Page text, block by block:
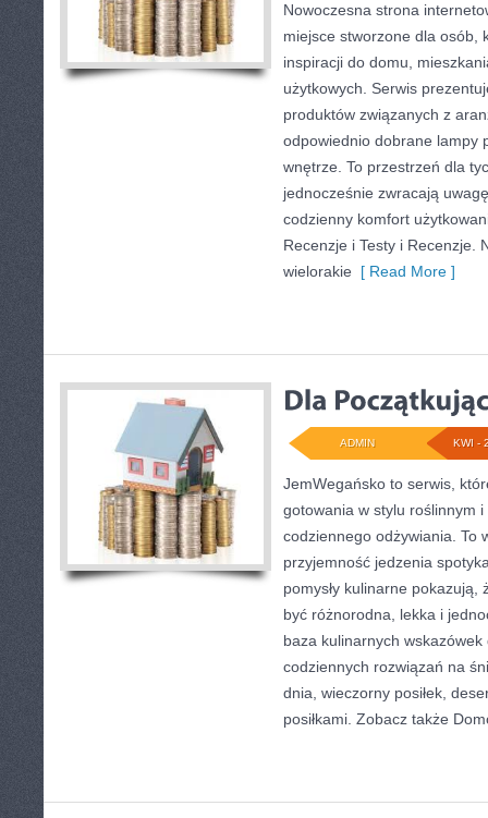
Nowoczesna strona
miejsce stworzone dla osób,
inspiracji do domu,
użytkowych. Serwis
produktów związanych z
odpowiednio dobrane lampy
wnętrze. To przestrzeń dla
jednocześnie zwracają
codzienny komfort
Recenzje i Testy i Recenzje.
wielorakie [ Read More ]
KWI -
ADMIN
JemWegańsko to serwis,
gotowania w stylu roślinnym
codziennego odżywiania. To
przyjemność jedzenia
pomysły kulinarne
być różnorodna, lekka i
baza kulinarnych
codziennych rozwiązań na
dnia, wieczorny posiłek,
posiłkami. Zobacz także